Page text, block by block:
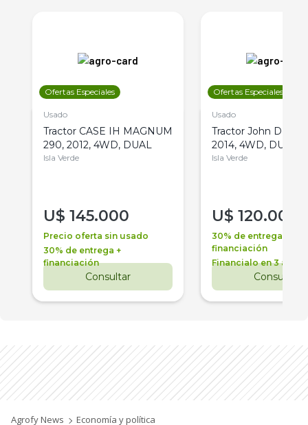
Ofertas Especiales
Usado
Tractor CASE IH MAGNUM
290, 2012, 4WD, DUAL
Isla Verde
U$ 145.000
Precio oferta sin usado
30% de entrega +
financiación
Consultar
Ofertas Especiales
Usado
Tractor John Deere
2014, 4WD, DUAL
Isla Verde
U$ 120.000
30% de entrega +
financiación
Financialo en 3 años
Consultar
Agrofy News Economía y política